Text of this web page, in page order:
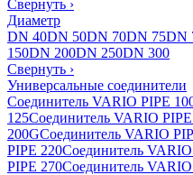
Свернуть ›
Диаметр
DN 40DN 50DN 70DN 75DN
150DN 200DN 250DN 300
Свернуть ›
Универсальные соединители
Соединитель VARIO PIPE
125Соединитель VARIO
200GСоединитель VARIO
PIPE 220Соединитель
PIPE 270Соединитель